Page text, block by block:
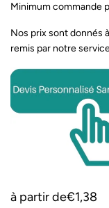
Minimum commande
Nos prix sont donnés
remis par notre
à partir de€1,38